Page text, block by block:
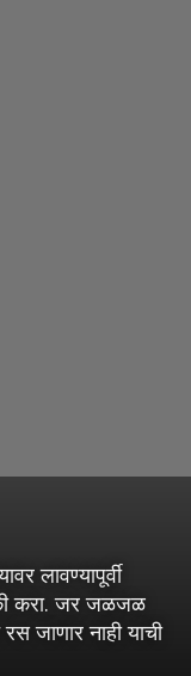
लावण्यापूर्वी
करा. जर जळजळ
जाणार नाही याची